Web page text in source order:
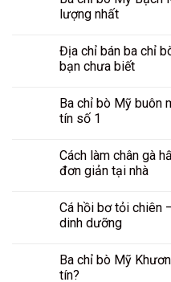
lượng nhất
Địa chỉ bán ba chỉ
bạn chưa biết
Ba chỉ bò Mỹ buôn
tín số 1
Cách làm chân gà
đơn giản tại nhà
Cá hồi bơ tỏi chiên
dinh dưỡng
Ba chỉ bò Mỹ
tín?